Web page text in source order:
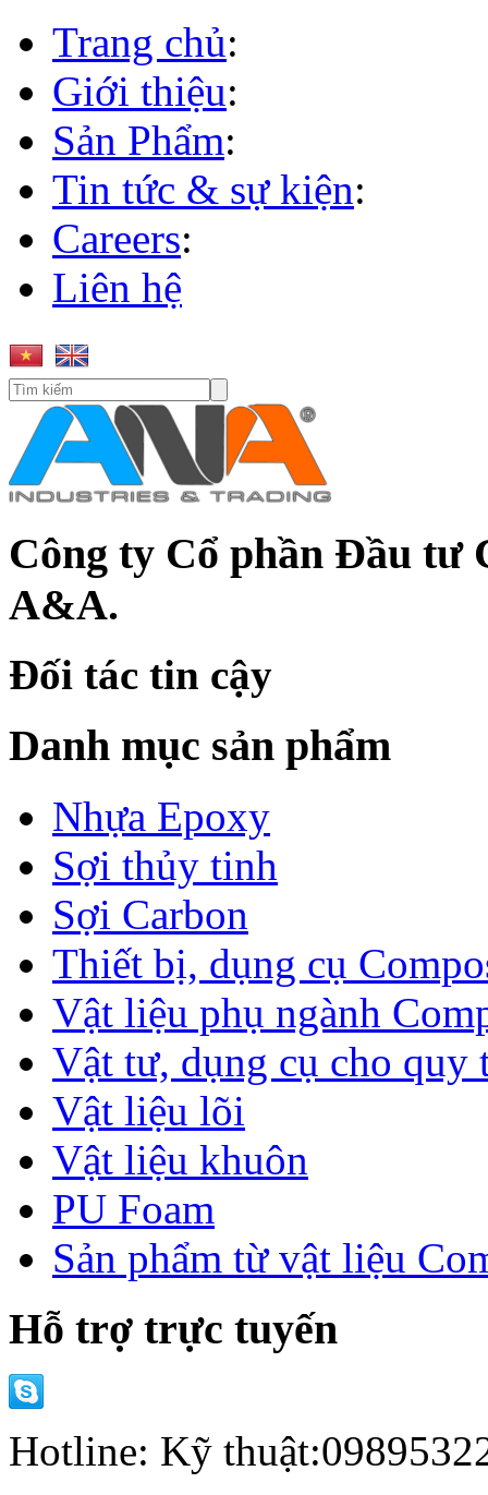
Trang chủ:
Giới thiệu:
Sản Phẩm:
Tin tức & sự kiện:
Careers:
Liên hệ
Công ty Cổ phần Đầu tư
A&A.
Đối tác tin cậy
Danh mục sản phẩm
Nhựa Epoxy
Sợi thủy tinh
Sợi Carbon
Thiết bị, dụng cụ
Vật liệu phụ ngành
Vật tư, dụng cụ cho quy
Vật liệu lõi
Vật liệu khuôn
PU Foam
Sản phẩm từ vật liệu
Hỗ trợ trực tuyến
Hotline: Kỹ